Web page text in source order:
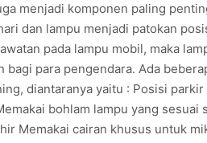
menjadi komponen paling
dan lampu menjadi patokan
pada lampu mobil, maka
bagi para pengendara. Ada
diantaranya yaitu : Posisi
bohlam lampu yang
Memakai cairan khusus untuk